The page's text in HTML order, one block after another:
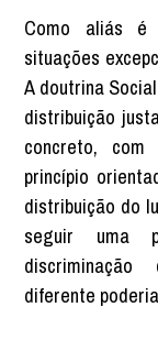
Como aliás é
situações
A doutrina
distribuição
concreto,
princípio
distribuição do
seguir uma
diferente